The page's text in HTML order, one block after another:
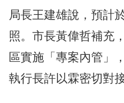
局長王建雄說，預計
照。市長黃偉哲補充
區實施「專案內管」
執行長許以霖密切對接